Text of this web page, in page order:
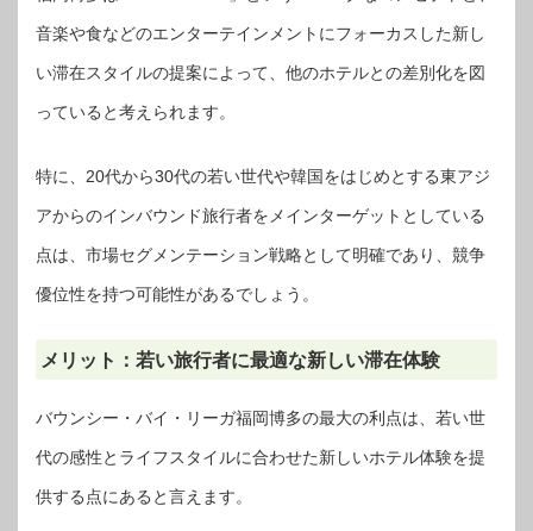
音楽や食などのエンターテインメントにフォーカスした新し
い滞在スタイルの提案によって、他のホテルとの差別化を図
っていると考えられます。
特に、20代から30代の若い世代や韓国をはじめとする東アジ
アからのインバウンド旅行者をメインターゲットとしている
点は、市場セグメンテーション戦略として明確であり、競争
優位性を持つ可能性があるでしょう。
メリット：若い旅行者に最適な新しい滞在体験
バウンシー・バイ・リーガ福岡博多の最大の利点は、若い世
代の感性とライフスタイルに合わせた新しいホテル体験を提
供する点にあると言えます。